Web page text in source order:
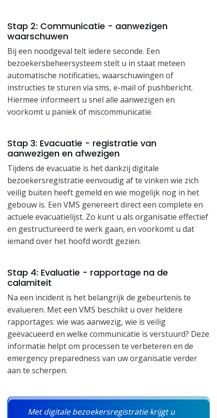
Stap 2: Communicatie - aanwezigen
waarschuwen
Bij een noodgeval telt iedere seconde. Een
bezoekersbeheersysteem stelt u in staat meteen
automatische notificaties, waarschuwingen of
instructies te sturen via sms, e-mail of pushbericht.
Hiermee informeert u snel alle aanwezigen en
voorkomt u paniek of miscommunicatie.
Stap 3: Evacuatie - registratie van
aanwezigen en afwezigen
Tijdens de evacuatie is het dankzij digitale
bezoekersregistratie eenvoudig af te vinken wie zich
veilig buiten heeft gemeld en wie mogelijk nog in het
gebouw is. Een VMS genereert direct een complete en
actuele evacuatielijst. Zo kunt u als organisatie effectief
en gestructureerd te werk gaan, en voorkomt u dat
iemand over het hoofd wordt gezien.
Stap 4: Evaluatie - rapportage na de
calamiteit
Na een incident is het belangrijk de gebeurtenis te
evalueren. Met een VMS beschikt u over heldere
rapportages: wie was aanwezig, wie is veilig
geëvacueerd en welke communicatie is verstuurd? Deze
informatie helpt om processen te verbeteren en de
emergency preparedness van uw organisatie verder
aan te scherpen.
Met digitale bezoekersregistratie krijgt u